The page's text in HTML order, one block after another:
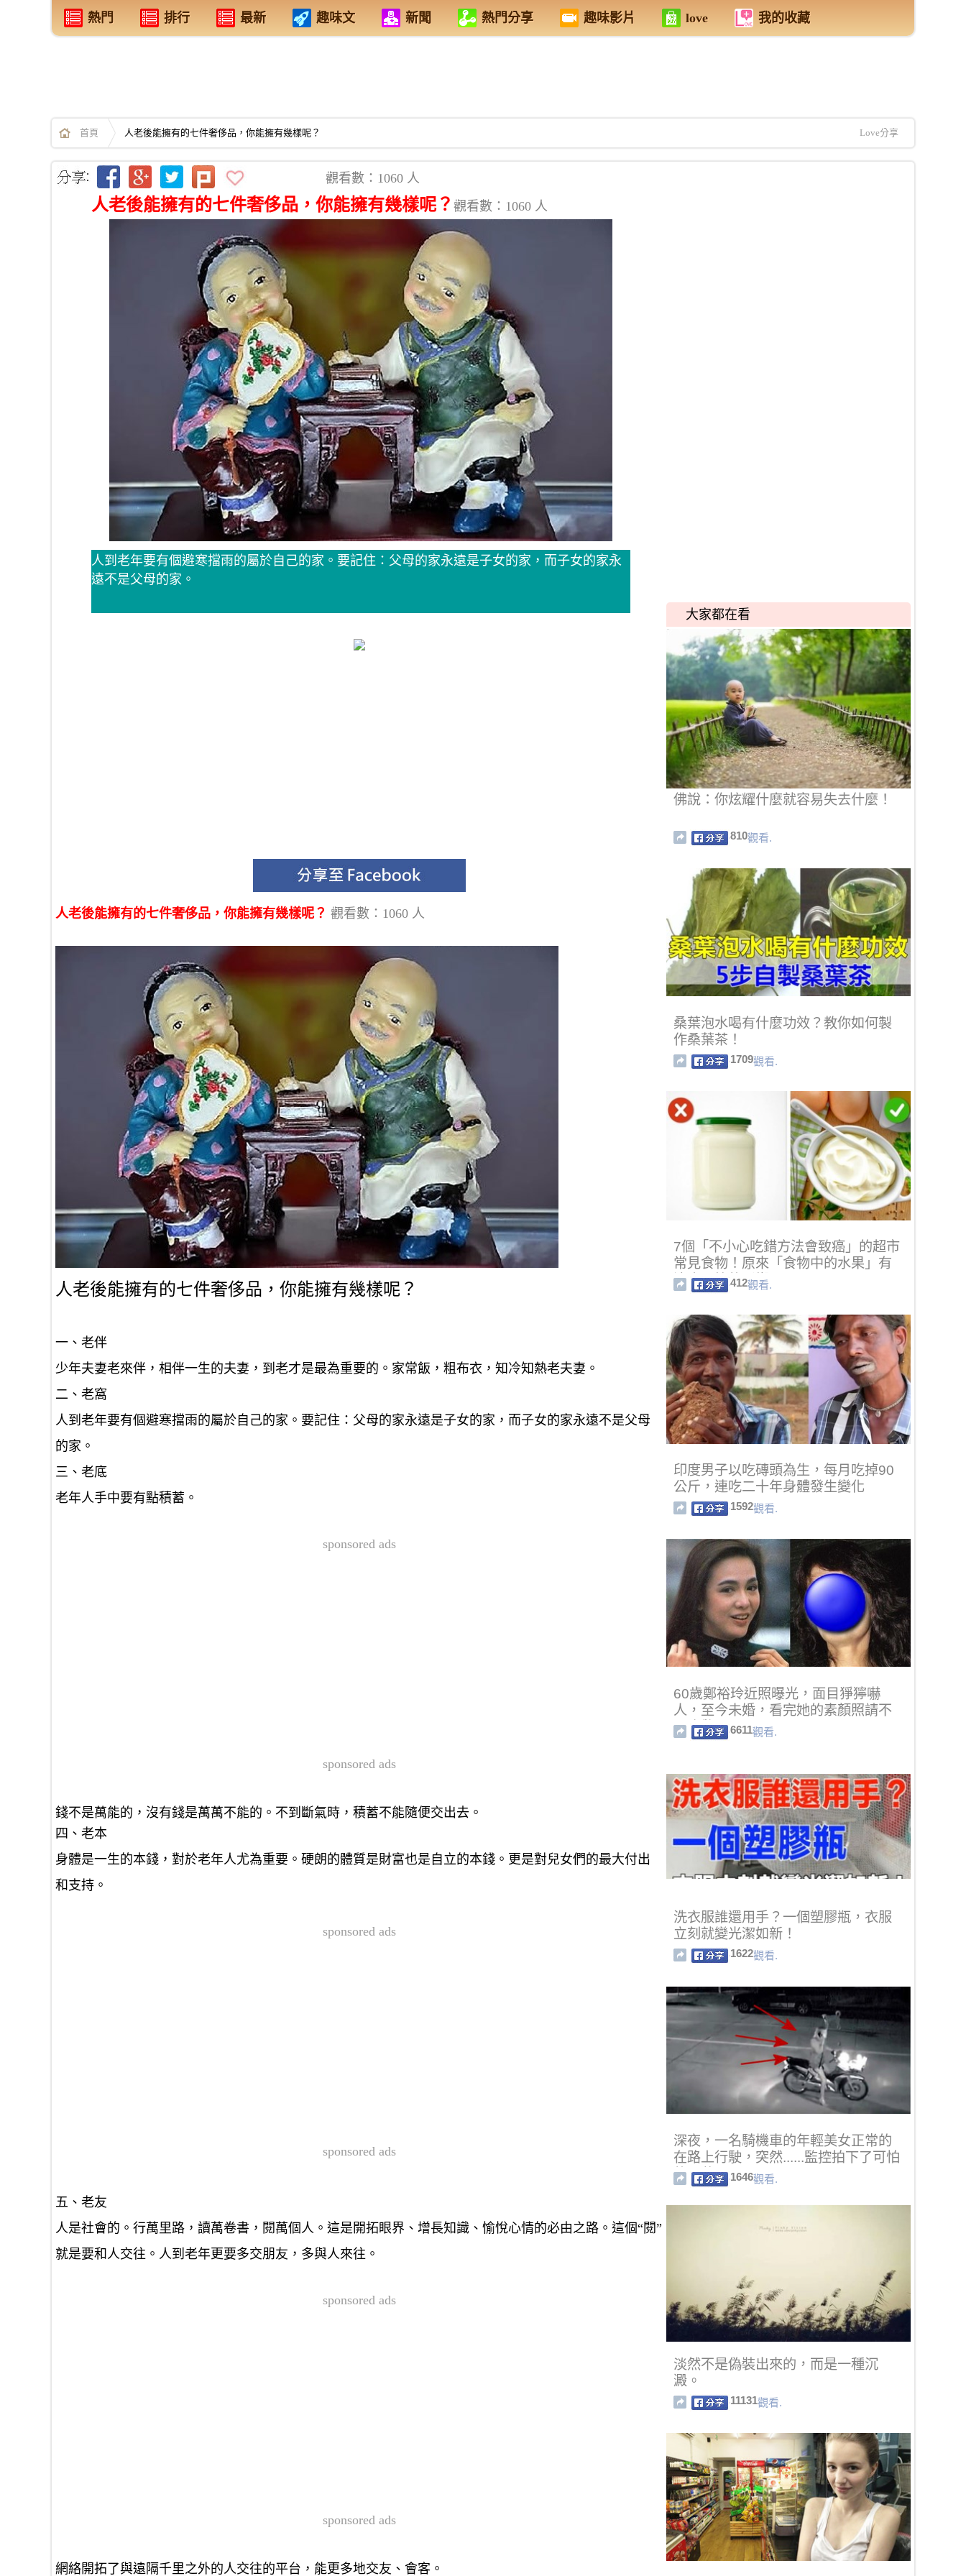
熱門 排行 最新 趣味文 新聞 熱門分享 趣味影片 love 我的收藏
首頁 人老後能擁有的七件奢侈品，你能擁有幾樣呢？ Love分享
觀看數：1060 人
人老後能擁有的七件奢侈品，你能擁有幾樣呢？ 觀看數：1060 人
人到老年要有個避寒擋雨的屬於自己的家。要記住：父母的家永遠是子女的家，而子女的家永
遠不是父母的家。
人老後能擁有的七件奢侈品，你能擁有幾樣呢？ 觀看數：1060 人
人老後能擁有的七件奢侈品，你能擁有幾樣呢？
一、老伴
少年夫妻老來伴，相伴一生的夫妻，到老才是最為重要的。家常飯，粗布衣，知冷知熱老夫妻。
二、老窩
人到老年要有個避寒擋雨的屬於自己的家。要記住：父母的家永遠是子女的家，而子女的家永遠不是父母
的家。
三、老底
老年人手中要有點積蓄。
sponsored ads
sponsored ads
錢不是萬能的，沒有錢是萬萬不能的。不到斷氣時，積蓄不能隨便交出去。
四、老本
身體是一生的本錢，對於老年人尤為重要。硬朗的體質是財富也是自立的本錢。更是對兒女們的最大付出
和支持。
sponsored ads
sponsored ads
五、老友
人是社會的。行萬里路，讀萬卷書，閱萬個人。這是開拓眼界、增長知識、愉悅心情的必由之路。這個“閱”
就是要和人交往。人到老年更要多交朋友，多與人來往。
sponsored ads
sponsored ads
網絡開拓了與遠隔千里之外的人交往的平台，能更多地交友、會客。
大家都在看
佛說：你炫耀什麼就容易失去什麼！
810觀看.
桑葉泡水喝有什麼功效？教你如何製
作桑葉茶！
1709觀看.
7個「不小心吃錯方法會致癌」的超市
常見食物！原來「食物中的水果」有
這麼恐怖的影響！
412觀看.
印度男子以吃磚頭為生，每月吃掉90
公斤，連吃二十年身體發生變化
1592觀看.
60歲鄭裕玲近照曝光，面目猙獰嚇
人，至今未婚，看完她的素顏照請不
要吃驚！6611觀看.
洗衣服誰還用手？一個塑膠瓶，衣服
立刻就變光潔如新！
1622觀看.
深夜，一名騎機車的年輕美女正常的
在路上行駛，突然......監控拍下了可怕
的一幕！ 1646觀看.
淡然不是偽裝出來的，而是一種沉
澱。
11131觀看.